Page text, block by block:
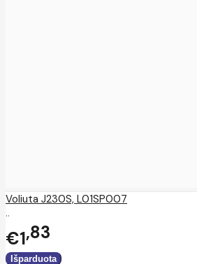
Voliuta J230S, L01SP007
..
€1 83